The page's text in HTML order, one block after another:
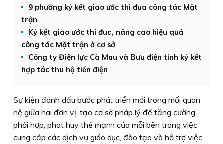
9 phường ký kết giao ước thi đua công tác Mặt
trận
Ký kết giao ước thi đua, nâng cao hiệu quả
công tác Mặt trận ở cơ sở
Công ty Điện lực Cà Mau và Bưu điện tỉnh ký kết
hợp tác thu hộ tiền điện
Sự kiện đánh dấu bước phát triển mới trong mối quan
hệ giữa hai đơn vị, tạo cơ sở pháp lý để tăng cường
phối hợp, phát huy thế mạnh của mỗi bên trong việc
cung cấp các dịch vụ giáo dục, đào tạo và hỗ trợ việc